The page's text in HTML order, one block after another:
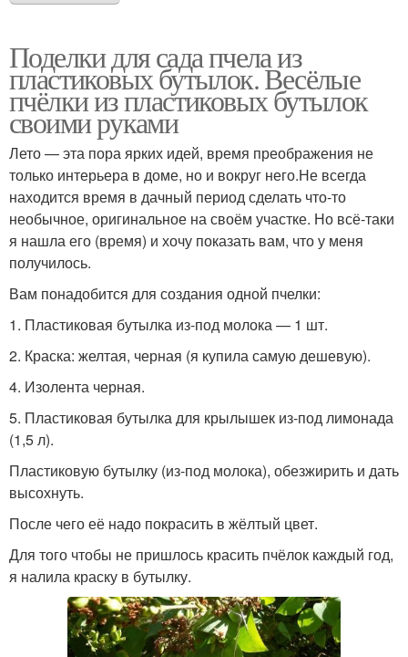
Поделки для сада пчела из
пластиковых бутылок. Весёлые
пчёлки из пластиковых бутылок
своими руками
Лето — эта пора ярких идей, время преображения не
только интерьера в доме, но и вокруг него.Не всегда
находится время в дачный период сделать что-то
необычное, оригинальное на своём участке. Но всё-таки
я нашла его (время) и хочу показать вам, что у меня
получилось.
Вам понадобится для создания одной пчелки:
1. Пластиковая бутылка из-под молока — 1 шт.
2. Краска: желтая, черная (я купила самую дешевую).
4. Изолента черная.
5. Пластиковая бутылка для крылышек из-под лимонада
(1,5 л).
Пластиковую бутылку (из-под молока), обезжирить и дать
высохнуть.
После чего её надо покрасить в жёлтый цвет.
Для того чтобы не пришлось красить пчёлок каждый год,
я налила краску в бутылку.